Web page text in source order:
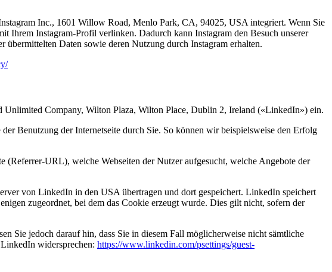
Inc., 1601 Willow Road, Menlo Park, CA, 94025, USA integriert. Wenn Sie
Ihrem Instagram-Profil verlinken. Dadurch kann Instagram den Besuch unserer
Daten sowie deren Nutzung durch Instagram erhalten.
Company, Wilton Plaza, Wilton Place, Dublin 2, Ireland («LinkedIn») ein.
Benutzung der Internetseite durch Sie. So können wir beispielsweise den Erfolg
URL), welche Webseiten der Nutzer aufgesucht, welche Angebote der
von LinkedIn in den USA übertragen und dort gespeichert. LinkedIn speichert
zugeordnet, bei dem das Cookie erzeugt wurde. Dies gilt nicht, sofern der
Sie jedoch darauf hin, dass Sie in diesem Fall möglicherweise nicht sämtliche
widersprechen: https://www.linkedin.com/psettings/guest-